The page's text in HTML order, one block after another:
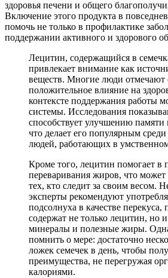
здоровья печени и общего
Включение этого продукта в
помочь не только в профилактике
поддержании активного и здорового
Лецитин, содержащийся в
привлекает внимание как
веществ. Многие люди отмечают
положительное влияние на
контексте поддержания работы
системы. Исследования
способствует улучшению памяти
что делает его популярным среди
людей, работающих в
Кроме того, лецитин помогает в
переваривания жиров, что может
тех, кто следит за своим весом.
эксперты рекомендуют
подсолнуха в качестве перекуса,
содержат не только лецитин, но
минералы и полезные жиры.
помнить о мере: достаточно
ложек семечек в день, чтобы
преимущества, не перегружая
калориями.